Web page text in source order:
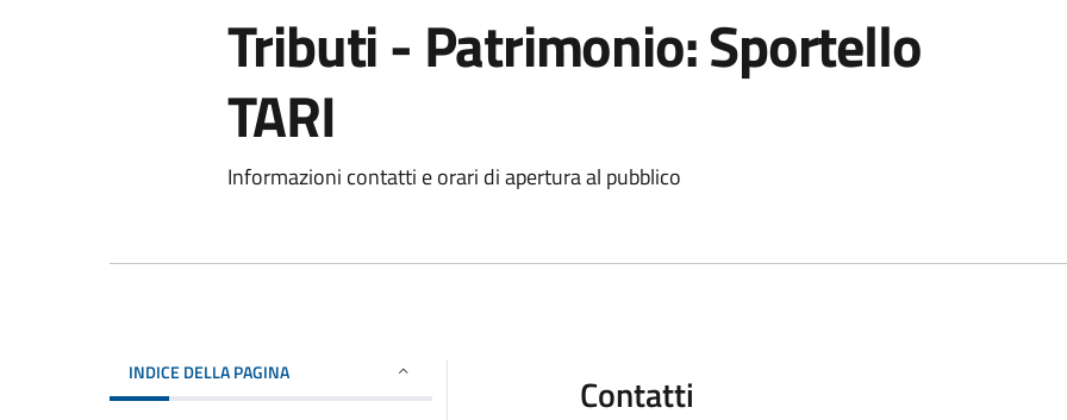
Tributi - Patrimonio: Sportello
TARI
Informazioni contatti e orari di apertura al pubblico
INDICE DELLA PAGINA Contatti